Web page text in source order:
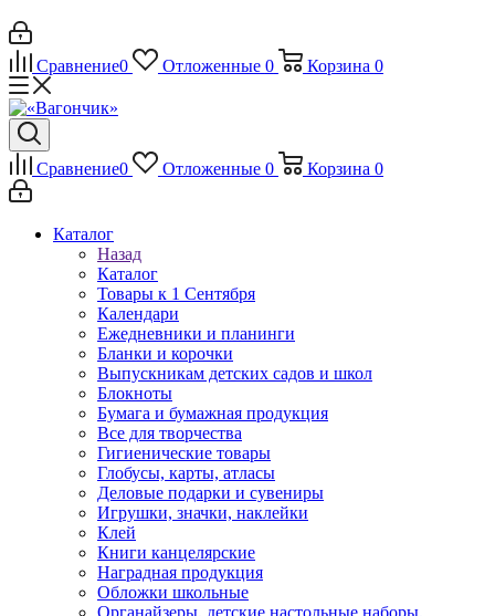
Сравнение0 Отложенные 0 Корзина 0
Сравнение0 Отложенные 0 Корзина 0
Каталог
Назад
Каталог
Товары к 1 Сентября
Календари
Ежедневники и планинги
Бланки и корочки
Выпускникам детских садов и школ
Блокноты
Бумага и бумажная продукция
Все для творчества
Гигиенические товары
Глобусы, карты, атласы
Деловые подарки и сувениры
Игрушки, значки, наклейки
Клей
Книги канцелярские
Наградная продукция
Обложки школьные
Органайзеры, детские настольные наборы,